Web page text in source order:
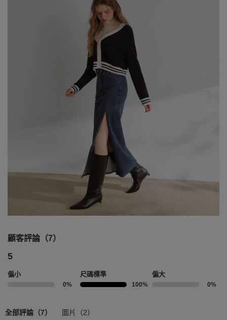
顧客評論（7）
5
偏小
0%
尺碼標準
100%
偏大
0%
全部評論（7） 圖片（2）